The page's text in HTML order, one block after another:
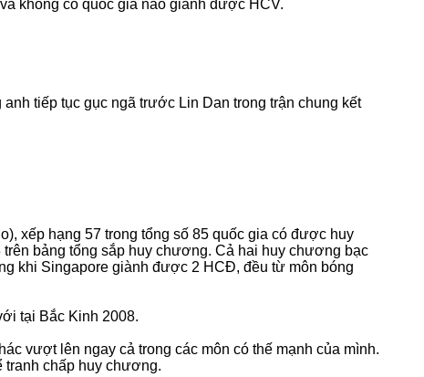
không có quốc gia nào giành được HCV.
tiếp tục gục ngã trước Lin Dan trong trận chung kết
xếp hạng 57 trong tổng số 85 quốc gia có được huy
bảng tổng sắp huy chương. Cả hai huy chương bạc
khi Singapore giành được 2 HCĐ, đều từ môn bóng
tại Bắc Kinh 2008.
vượt lên ngay cả trong các môn có thế mạnh của mình.
tranh chấp huy chương.